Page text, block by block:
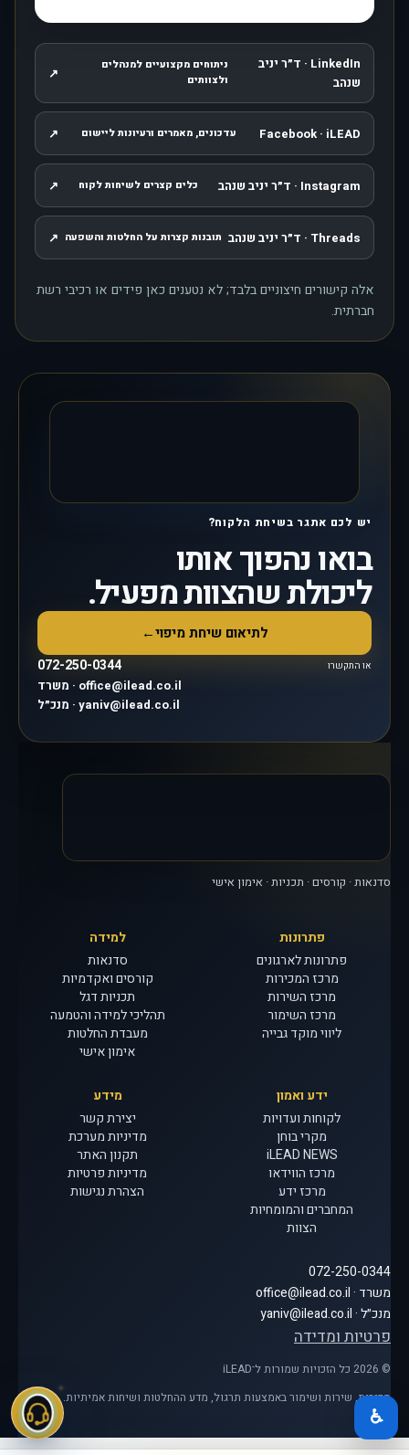
LinkedIn · ד״ר יניב
שנהב
ניתוחים מקצועיים למנהלים
ולצוותים
↗ , נפתח בחלון חדש
Facebook · iLEAD עדכונים, מאמרים ורעיונות ליישום ↗ , נפתח בחלון חדש
Instagram · ד״ר יניב שנהב כלים קצרים לשיחות לקוח ↗ , נפתח בחלון חדש
Threads · ד״ר יניב שנהב תובנות קצרות על החלטות והשפעה ↗ , נפתח בחלון חדש
אלה קישורים חיצוניים בלבד; לא נטענים כאן פידים או רכיבי רשת
חברתית.
יש לכם אתגר בשיחת הלקוח?
בואו נהפוך אותו
ליכולת שהצוות מפעיל.
לתיאום שיחת מיפוי←
או התקשרו 072-250-0344
משרד · office@ilead.co.il
מנכ״ל · yaniv@ilead.co.il
סדנאות · קורסים · תכניות · אימון אישי
פתרונות
פתרונות לארגונים
מרכז המכירות
מרכז השירות
מרכז השימור
ליווי מוקד גבייה
למידה
סדנאות
קורסים ואקדמיות
תכניות דגל
תהליכי למידה והטמעה
מעבדת החלטות
אימון אישי
ידע ואמון
לקוחות ועדויות
מקרי בוחן
iLEAD NEWS
מרכז הווידאו
מרכז ידע
המחברים והמומחיות
הצוות
מידע
יצירת קשר
מדיניות מערכת
תקנון האתר
מדיניות פרטיות
הצהרת נגישות
072-250-0344
משרד · office@ilead.co.il
מנכ״ל · yaniv@ilead.co.il
פרטיות ומדידה
© 2026 כל הזכויות שמורות ל־iLEAD
מכירות, שירות ושימור באמצעות תרגול, מדע ההחלטות ושיחות אמיתיות.
♿